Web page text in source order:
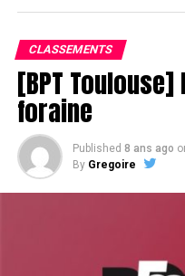
CLASSEMENTS
[BPT
foraine
Published 8 ans ago
By Gregoire